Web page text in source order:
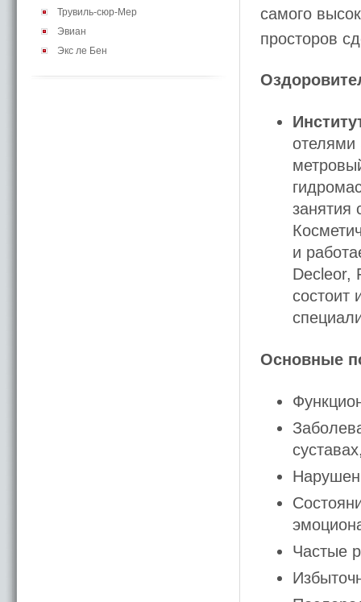
Трувиль-сюр-Мер
Эвиан
Экс ле Бен
самого
просторов
отелями
занятия
и
Decleor,
состоит
Основные
Частые